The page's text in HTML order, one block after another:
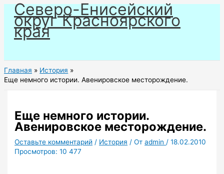
Перейти
содержимому
Северо-Енисейский
округ Красноярского
края
Главная
История
Еще немного истории. Авенировское месторождение.
Еще немного истории.
Авенировское месторождение.
Оставьте комментарий / История / Отadmin /18.02.2010
Просмотров: 10 477